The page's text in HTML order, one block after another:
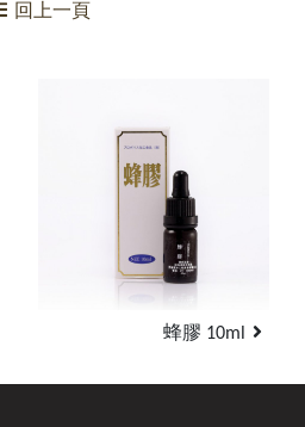
回上一頁
蜂膠 10ml